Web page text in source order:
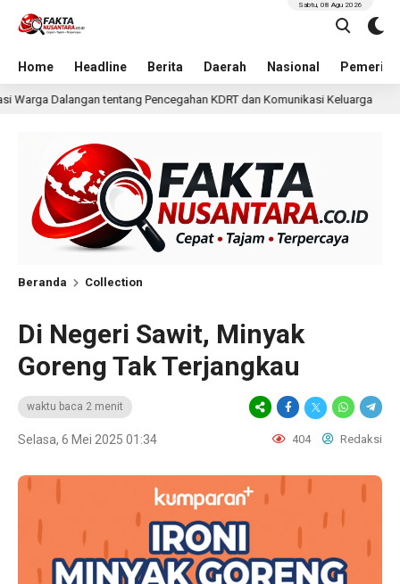
Home Headline Berita Daerah Nasional
Sabtu, 08 Agu 2026
KDRT dan Komunikasi Keluarga 13 jam lalu KKN Undip
Beranda Collection
Di Negeri Sawit, Minyak
Goreng Tak Terjangkau
waktu baca 2 menit
Selasa, 6 Mei 2025 01:34 404 Redaksi